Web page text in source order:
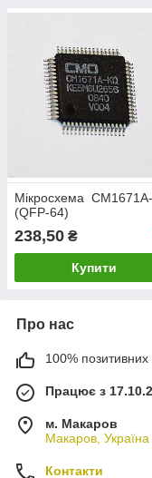
Мікросхема
(QFP-64)
238,50 ₴
Купити
Про нас
100% позитивних
Працює з
м. Макаров
Макаров, Україна
Контакти